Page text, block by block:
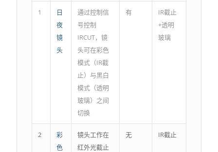
1
日
夜
镜
头
通过控制信
号控制
IRCUT，镜
头可在彩色
模式（IR截
止）与黑白
模式（透明
玻璃）之间
切换
有
IR截止
+透明
玻璃
2
彩
色
镜头工作在
红外光截止
无 IR截止